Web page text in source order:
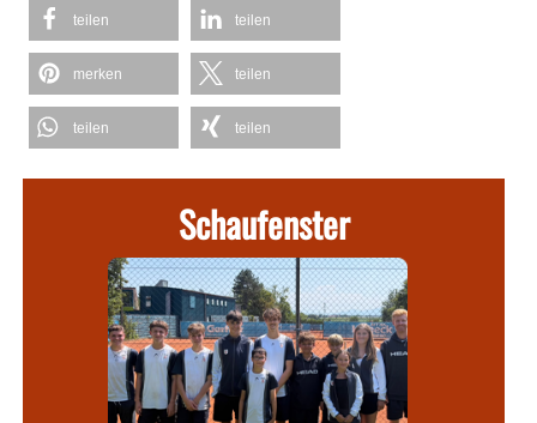
teilen teilen
merken teilen
teilen teilen
Schaufenster